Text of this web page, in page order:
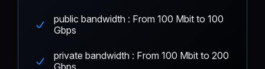
public bandwidth : From 100 Mbit to 100
Gbps
private bandwidth : From 100 Mbit to 200
Gbps